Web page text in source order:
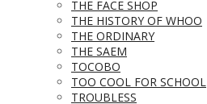
THE FACE SHOP
THE HISTORY OF WHOO
THE ORDINARY
THE SAEM
TOCOBO
TOO COOL FOR SCHOOL
TROUBLESS